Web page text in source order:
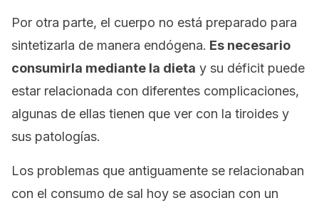
Por otra parte, el cuerpo no está preparado para
sintetizarla de manera endógena. Es necesario
consumirla mediante la dieta y su déficit puede
estar relacionada con diferentes complicaciones,
algunas de ellas tienen que ver con la tiroides y
sus patologías.
Los problemas que antiguamente se relacionaban
con el consumo de sal hoy se asocian con un